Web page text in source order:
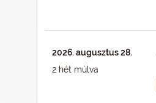
2026. augusztus 28.
2 hét múlva